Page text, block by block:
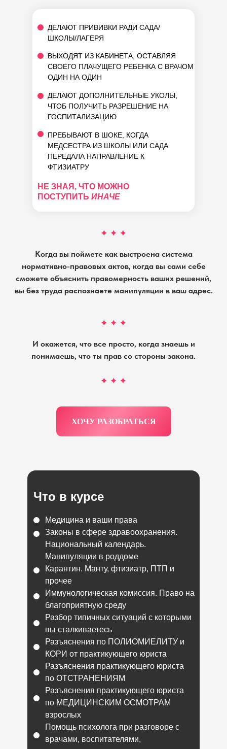
ВЫХОДЯТ ИЗ КАБИНЕТА, ОСТАВЛЯЯ
СВОЕГО ПЛАЧУЩЕГО РЕБЕНКА С ВРАЧОМ
ОДИН НА ОДИН
ДЕЛАЮТ ДОПОЛНИТЕЛЬНЫЕ УКОЛЫ,
ЧТОБ ПОЛУЧИТЬ РАЗРЕШЕНИЕ НА
ГОСПИТАЛИЗАЦИЮ
ПРЕБЫВАЮТ В ШОКЕ, КОГДА
МЕДСЕСТРА ИЗ ШКОЛЫ ИЛИ САДА
ПЕРЕДАЛА НАПРАВЛЕНИЕ К
ФТИЗИАТРУ
НЕ ЗНАЯ, ЧТО МОЖНО
ПОСТУПИТЬ ИНАЧЕ
ДЕЛАЮТ ПРИВИВКИ РАДИ САДА/
ШКОЛЫ/ЛАГЕРЯ
Когда вы поймете как выстроена система
нормативно-правовых актов, когда вы сами себе
сможете объяснить правомерность ваших решений,
вы без труда распознаете манипуляции в ваш адрес.
И окажется, что все просто, когда знаешь и
понимаешь, что ты прав со стороны закона.
ХОЧУ РАЗОБРАТЬСЯ
Что в курсе
Медицина и ваши права
Законы в сфере здравоохранения.
Национальный календарь.
Манипуляции в роддоме
Карантин. Манту, фтизиатр, ПТП и
прочее
Иммунологическая комиссия. Право на
благоприятную среду
Разбор типичных ситуаций с которыми
вы сталкиваетесь
Разъяснения по ПОЛИОМИЕЛИТУ и
КОРИ от практикующего юриста
Разъяснения практикующего юриста
по ОТСТРАНЕНИЯМ
Разъяснения практикующего юриста
по МЕДИЦИНСКИМ ОСМОТРАМ
взрослых
Помощь психолога при разговоре с
врачами, воспитателями,